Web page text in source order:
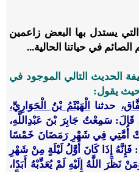
يستدل بها البعض زاعمين
في حياتنا الحالية...
الحديث التالي الموجود في
حيث يقول:
حدثنا
الْهَيْثَمُ بْنُ الْحَوَارِيِّ،
سَمِعْتُ جَابِرَ بْنَ عَبْدِاللَّهِ،
أُمَّتِي فِي شَهْرِ رَمَضَانَ خَمْسًا
إِذَا كَانَ أَوَّلُ لَيْلَةٍ مِنْ شَهْرِ
نَظَرَ اللَّهُ إِلَيْهِ لَمْ يُعَذِّبْهُ أَبَدًا،